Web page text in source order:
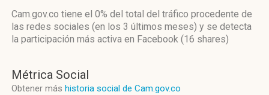
Cam.gov.co tiene el 0% del total del tráfico procedente de
las redes sociales (en los 3 últimos meses) y se detecta
la participación más activa en Facebook (16 shares)
Métrica Social
Obtener más historia social de Cam.gov.co